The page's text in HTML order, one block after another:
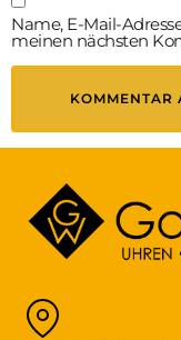
Name, E-Mail-
meinen nächsten